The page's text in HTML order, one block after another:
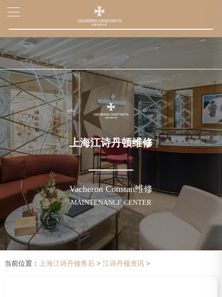
上海市徐汇区虹桥路3号港汇中心2座37层3705室江诗丹顿售后服务中心（需提前预约）
节假日正常营业！
上海江诗丹顿维修
Vacheron Constan维修
MAINTENANCE CENTER
当前位置： 上海江诗丹顿售后> 江诗丹顿资讯>